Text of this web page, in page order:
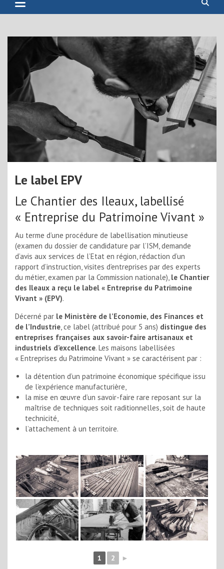
Le label EPV
Le Chantier des Ileaux, labellisé
« Entreprise du Patrimoine Vivant »
Au terme d’une procédure de labellisation minutieuse
(examen du dossier de candidature par l’ISM, demande
d’avis aux services de l’Etat en région, rédaction d’un
rapport d’instruction, visites d’entreprises par des experts
du métier, examen par la Commission nationale), le Chantier
des Ileaux a reçu le label « Entreprise du Patrimoine
Vivant » (EPV).
Décerné par le Ministère de l’Economie, des Finances et
de l’Industrie, ce label (attribué pour 5 ans) distingue des
entreprises françaises aux savoir-faire artisanaux et
industriels d’excellence. Les maisons labellisées
« Entreprises du Patrimoine Vivant » se caractérisent par :
la détention d’un patrimoine économique spécifique issu
de l’expérience manufacturière,
la mise en œuvre d’un savoir-faire rare reposant sur la
maîtrise de techniques soit raditionnelles, soit de haute
technicité,
l’attachement à un territoire.
1 2 ►